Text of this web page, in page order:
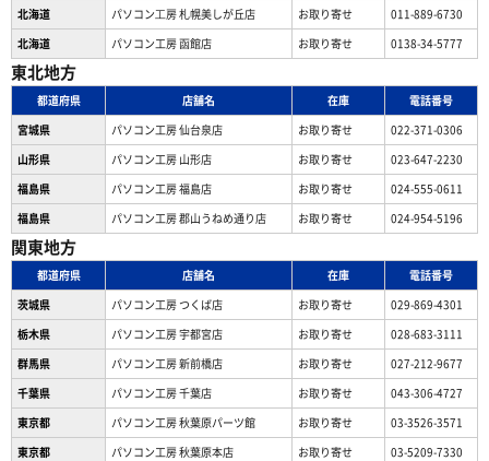
北海道
パソコン⼯房 札幌美しが丘店 お取り寄せ
011-889-6730
北海道
パソコン工房 函館店 お取り寄せ 0138-34-5777
東北地方
都道府県 店舗名 在庫
電話番号
宮城県
パソコン工房 仙台泉店 お取り寄せ
022-371-0306
山形県
パソコン工房 山形店 お取り寄せ
023-647-2230
福島県
パソコン工房 福島店 お取り寄せ
024-555-0611
福島県
パソコン工房 郡山うねめ通り店 お取り寄せ 024-954-5196
関東地方
都道府県 店舗名 在庫
電話番号
茨城県
パソコン工房 つくば店 お取り寄せ
029-869-4301
栃木県
パソコン工房 宇都宮店 お取り寄せ
028-683-3111
群馬県
パソコン工房 新前橋店 お取り寄せ
027-212-9677
千葉県
パソコン工房 千葉店 お取り寄せ
043-306-4727
東京都
パソコン工房 秋葉原パーツ館 お取り寄せ
03-3526-3571
東京都
パソコン工房 秋葉原本店 お取り寄せ
03-5209-7330